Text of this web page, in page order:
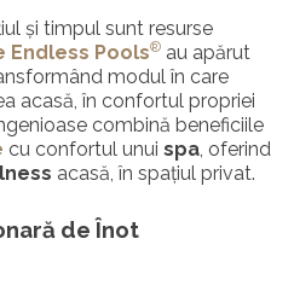
și timpul sunt resurse
Endless Pools® au apărut
modul în care
acasă, în confortul propriei
combină beneficiile
cu confortul unui spa, oferind
acasă, în spațiul privat.
de Înot